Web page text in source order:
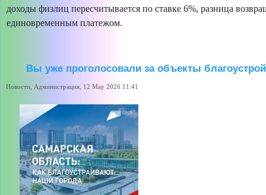
доходы физлиц пересчитывается по ставке 6%, разница
единовременным платежом.
Вы уже проголосовали за объекты
Новости, Администрация, 12 May 2026 11:41